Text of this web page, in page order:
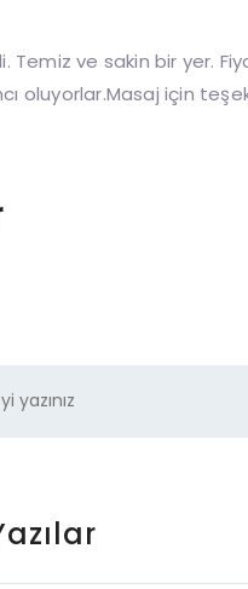
Temiz ve sakin bir yer.
oluyorlar.Masaj için